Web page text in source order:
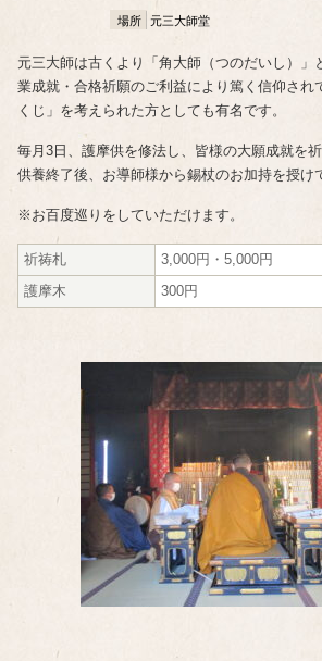
場所 元三大師堂
元三大師は古くより「角大師（つのだいし）」
業成就・合格祈願のご利益により篤く信仰され
くじ」を考えられた方としても有名です。
毎月3日、護摩供を修法し、皆様の大願成就を
供養終了後、お導師様から錫杖のお加持を授け
※お百度巡りをしていただけます。
祈祷札
3,000円・5,000円
護摩木
300円